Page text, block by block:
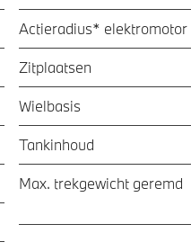
Actieradius* elektromotor
Zitplaatsen
Wielbasis
Tankinhoud
Max. trekgewicht geremd